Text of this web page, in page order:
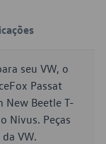
seu VW, o
Passat
New Beetle T-
Nivus. Peças
VW.